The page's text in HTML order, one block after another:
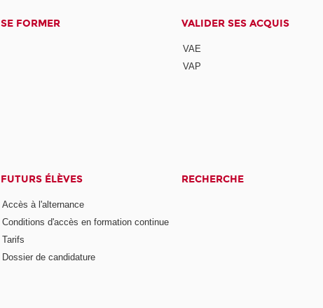
SE FORMER VALIDER SES ACQUIS
VAE
VAP
FUTURS ÉLÈVES
Accès à l'alternance
Conditions d'accès en formation continue
Tarifs
Dossier de candidature
RECHERCHE